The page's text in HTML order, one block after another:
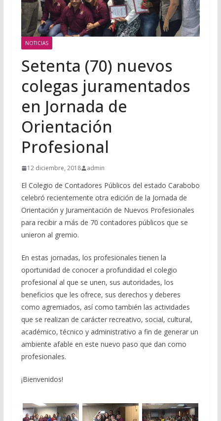
NOTICIAS
Setenta (70) nuevos
colegas juramentados
en Jornada de
Orientación
Profesional
12 diciembre, 2018 admin
El Colegio de Contadores Públicos del estado Carabobo
celebró recientemente otra edición de la Jornada de
Orientación y Juramentación de Nuevos Profesionales
para recibir a más de 70 contadores públicos que se
unieron al gremio.
En estas jornadas, los profesionales tienen la
oportunidad de conocer a profundidad el colegio
profesional al que se unen, sus autoridades, los
beneficios que les ofrece, sus derechos y deberes
como agremiados, así como también las actividades
que se realizan de carácter recreativo, social, cultural,
académico, técnico y administrativo a fin de generar un
ambiente afable en este nuevo paso que dan como
profesionales.
¡Bienvenidos!